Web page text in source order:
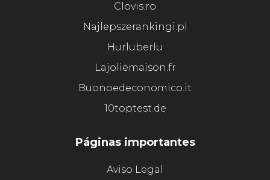
Clovis.ro
Najlepszerankingi.pl
Hurluberlu
Lajoliemaison.fr
Buonoedeconomico.it
10toptest.de
Páginas importantes
Aviso Legal